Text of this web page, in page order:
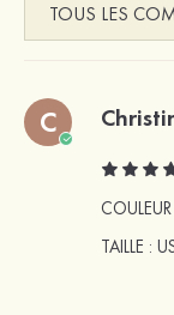
TOUS LES
C
TAILLE :